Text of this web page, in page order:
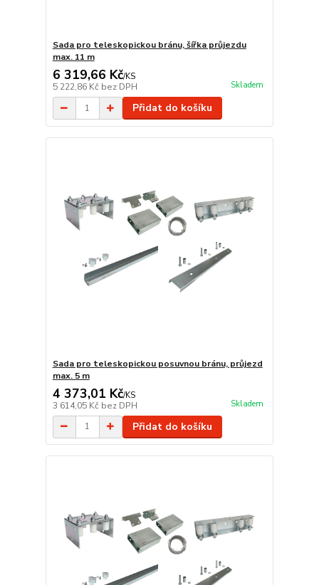
Sada pro teleskopickou bránu, šířka průjezdu
max. 11 m
6 319,66 Kč/KS
5 222,86 Kč bez DPH Skladem
Přidat do košíku
Sada pro teleskopickou posuvnou bránu, průjezd
max. 5 m
4 373,01 Kč/KS
3 614,05 Kč bez DPH Skladem
Přidat do košíku